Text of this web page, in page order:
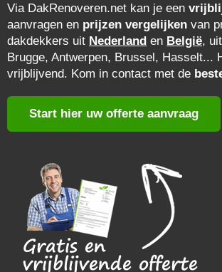
Via DakRenoveren.net kan je een
aanvragen en prijzen vergelijken van
dakdekkers uit Nederland en België,
Brugge, Antwerpen, Brussel, Hasselt...
vrijblijvend. Kom in contact met de
Start hier uw offerte aanvraag